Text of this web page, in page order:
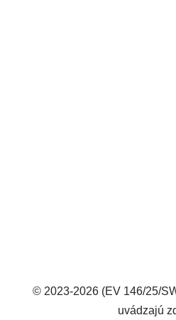
© 2023-2026 (EV 146/25/
uvádzajú